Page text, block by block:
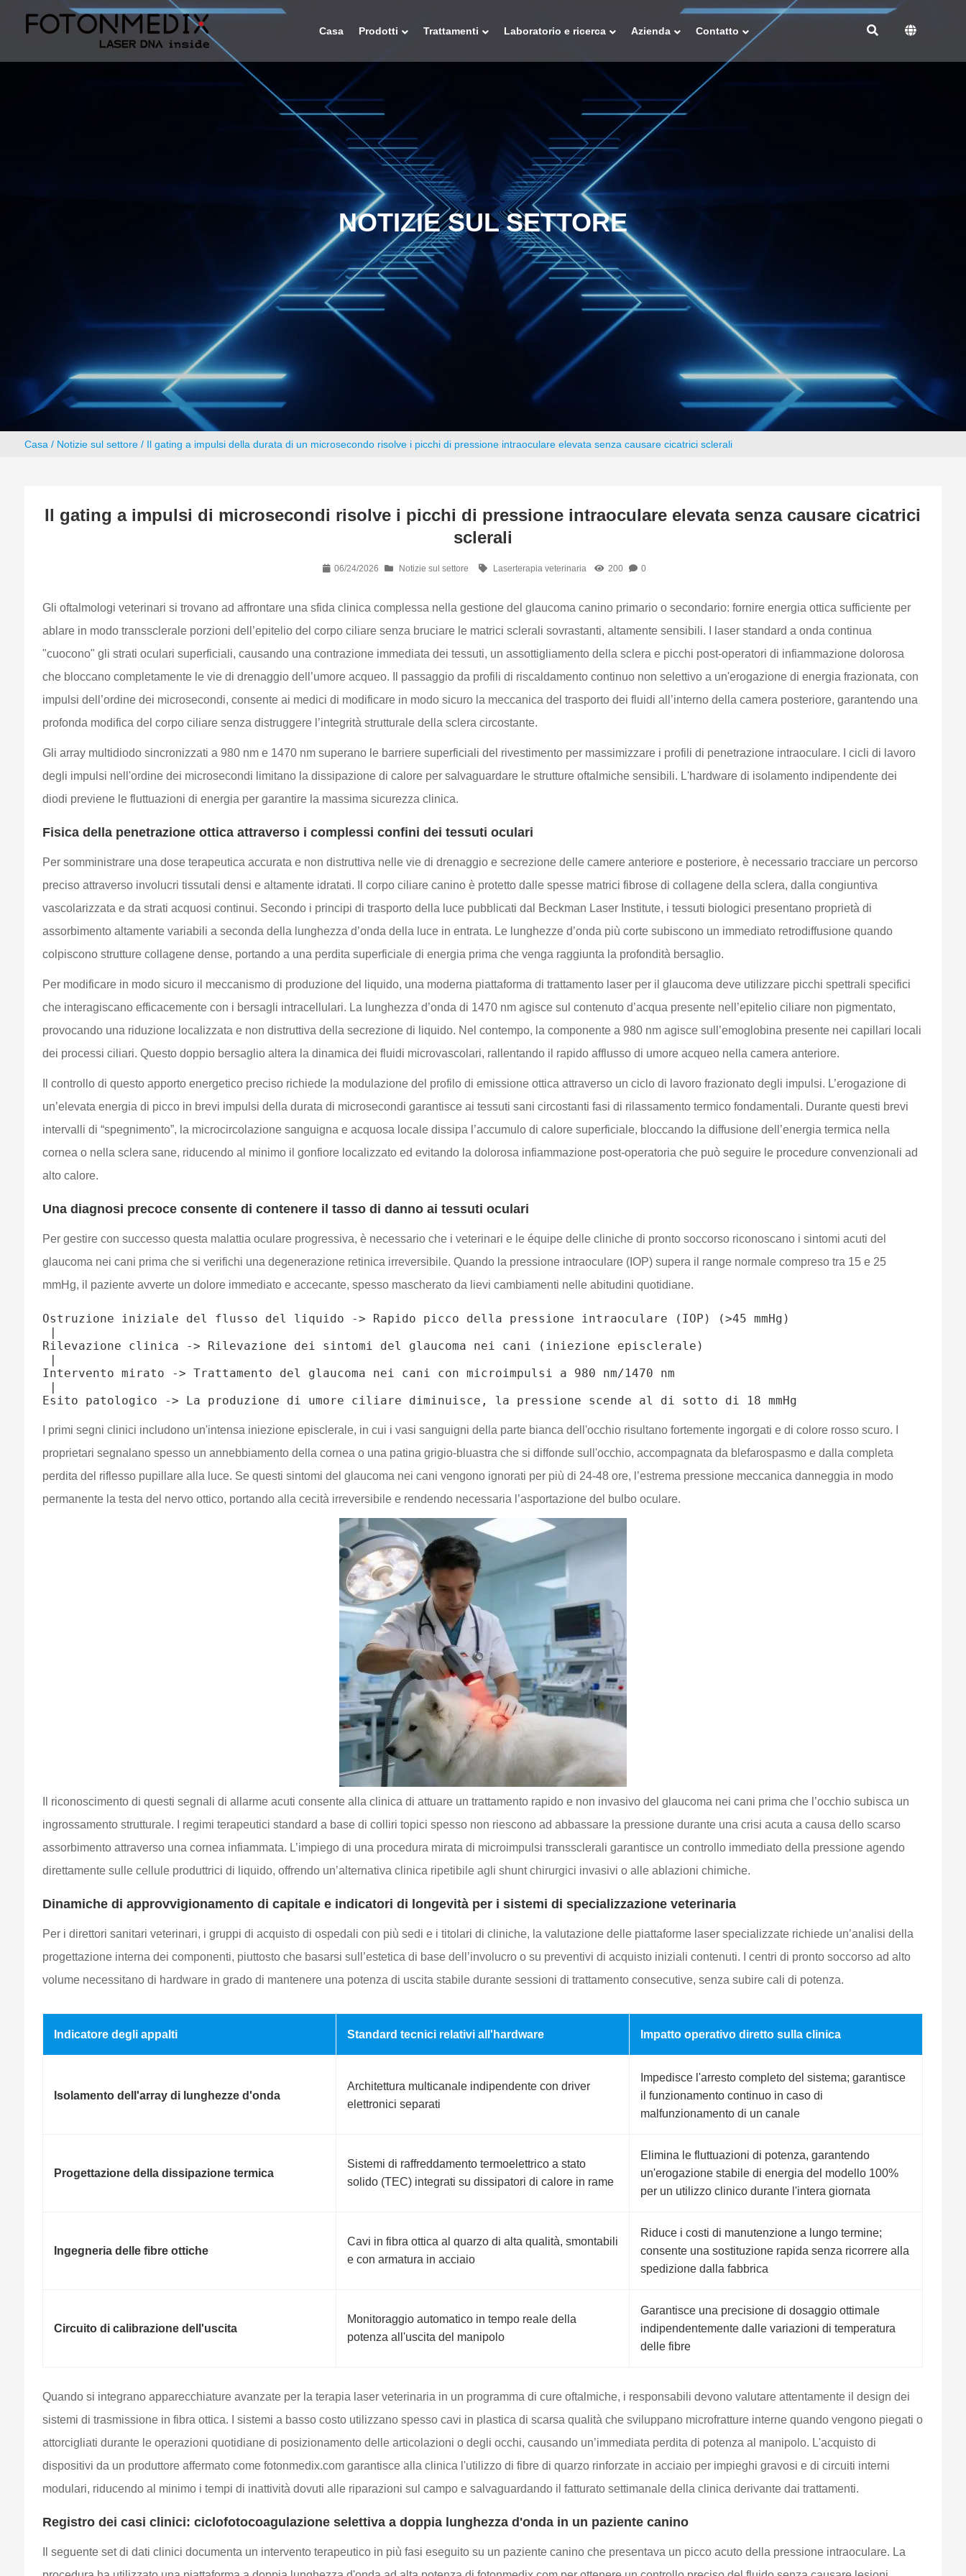
Casa Prodotti Trattamenti Laboratorio e ricerca Azienda Contatto
NOTIZIE SUL SETTORE
Casa / Notizie sul settore/ Il gating a impulsi della durata di un microsecondo risolve i picchi di pressione intraoculare elevata senza causare cicatrici sclerali
Il gating a impulsi di microsecondi risolve i picchi di pressione intraoculare elevata senza causare cicatrici
sclerali
06/24/2026 Notizie sul settore Laserterapia veterinaria 200 0
Gli oftalmologi veterinari si trovano ad affrontare una sfida clinica complessa nella gestione del glaucoma canino primario o secondario: fornire energia ottica sufficiente per
ablare in modo transsclerale porzioni dell’epitelio del corpo ciliare senza bruciare le matrici sclerali sovrastanti, altamente sensibili. I laser standard a onda continua
"cuocono" gli strati oculari superficiali, causando una contrazione immediata dei tessuti, un assottigliamento della sclera e picchi post-operatori di infiammazione dolorosa
che bloccano completamente le vie di drenaggio dell’umore acqueo. Il passaggio da profili di riscaldamento continuo non selettivo a un'erogazione di energia frazionata, con
impulsi dell’ordine dei microsecondi, consente ai medici di modificare in modo sicuro la meccanica del trasporto dei fluidi all’interno della camera posteriore, garantendo una
profonda modifica del corpo ciliare senza distruggere l’integrità strutturale della sclera circostante.
Gli array multidiodo sincronizzati a 980 nm e 1470 nm superano le barriere superficiali del rivestimento per massimizzare i profili di penetrazione intraoculare. I cicli di lavoro
degli impulsi nell'ordine dei microsecondi limitano la dissipazione di calore per salvaguardare le strutture oftalmiche sensibili. L'hardware di isolamento indipendente dei
diodi previene le fluttuazioni di energia per garantire la massima sicurezza clinica.
Fisica della penetrazione ottica attraverso i complessi confini dei tessuti oculari
Per somministrare una dose terapeutica accurata e non distruttiva nelle vie di drenaggio e secrezione delle camere anteriore e posteriore, è necessario tracciare un percorso
preciso attraverso involucri tissutali densi e altamente idratati. Il corpo ciliare canino è protetto dalle spesse matrici fibrose di collagene della sclera, dalla congiuntiva
vascolarizzata e da strati acquosi continui. Secondo i principi di trasporto della luce pubblicati dal Beckman Laser Institute, i tessuti biologici presentano proprietà di
assorbimento altamente variabili a seconda della lunghezza d’onda della luce in entrata. Le lunghezze d’onda più corte subiscono un immediato retrodiffusione quando
colpiscono strutture collagene dense, portando a una perdita superficiale di energia prima che venga raggiunta la profondità bersaglio.
Per modificare in modo sicuro il meccanismo di produzione del liquido, una moderna piattaforma di trattamento laser per il glaucoma deve utilizzare picchi spettrali specifici
che interagiscano efficacemente con i bersagli intracellulari. La lunghezza d’onda di 1470 nm agisce sul contenuto d’acqua presente nell’epitelio ciliare non pigmentato,
provocando una riduzione localizzata e non distruttiva della secrezione di liquido. Nel contempo, la componente a 980 nm agisce sull’emoglobina presente nei capillari locali
dei processi ciliari. Questo doppio bersaglio altera la dinamica dei fluidi microvascolari, rallentando il rapido afflusso di umore acqueo nella camera anteriore.
Il controllo di questo apporto energetico preciso richiede la modulazione del profilo di emissione ottica attraverso un ciclo di lavoro frazionato degli impulsi. L’erogazione di
un’elevata energia di picco in brevi impulsi della durata di microsecondi garantisce ai tessuti sani circostanti fasi di rilassamento termico fondamentali. Durante questi brevi
intervalli di “spegnimento”, la microcircolazione sanguigna e acquosa locale dissipa l’accumulo di calore superficiale, bloccando la diffusione dell’energia termica nella
cornea o nella sclera sane, riducendo al minimo il gonfiore localizzato ed evitando la dolorosa infiammazione post-operatoria che può seguire le procedure convenzionali ad
alto calore.
Una diagnosi precoce consente di contenere il tasso di danno ai tessuti oculari
Per gestire con successo questa malattia oculare progressiva, è necessario che i veterinari e le équipe delle cliniche di pronto soccorso riconoscano i sintomi acuti del
glaucoma nei cani prima che si verifichi una degenerazione retinica irreversibile. Quando la pressione intraoculare (IOP) supera il range normale compreso tra 15 e 25
mmHg, il paziente avverte un dolore immediato e accecante, spesso mascherato da lievi cambiamenti nelle abitudini quotidiane.
Ostruzione iniziale del flusso del liquido -> Rapido picco della pressione intraoculare (IOP) (>45 mmHg)
Rilevazione clinica -> Rilevazione dei sintomi del glaucoma nei cani (iniezione episclerale)
Intervento mirato -> Trattamento del glaucoma nei cani con microimpulsi a 980 nm/1470 nm
I primi segni clinici includono un'intensa iniezione episclerale, in cui i vasi sanguigni della parte bianca dell'occhio risultano fortemente ingorgati e di colore rosso scuro. I
proprietari segnalano spesso un annebbiamento della cornea o una patina grigio-bluastra che si diffonde sull'occhio, accompagnata da blefarospasmo e dalla completa
perdita del riflesso pupillare alla luce. Se questi sintomi del glaucoma nei cani vengono ignorati per più di 24-48 ore, l’estrema pressione meccanica danneggia in modo
permanente la testa del nervo ottico, portando alla cecità irreversibile e rendendo necessaria l’asportazione del bulbo oculare.
Il riconoscimento di questi segnali di allarme acuti consente alla clinica di attuare un trattamento rapido e non invasivo del glaucoma nei cani prima che l’occhio subisca un
ingrossamento strutturale. I regimi terapeutici standard a base di colliri topici spesso non riescono ad abbassare la pressione durante una crisi acuta a causa dello scarso
assorbimento attraverso una cornea infiammata. L’impiego di una procedura mirata di microimpulsi transsclerali garantisce un controllo immediato della pressione agendo
direttamente sulle cellule produttrici di liquido, offrendo un’alternativa clinica ripetibile agli shunt chirurgici invasivi o alle ablazioni chimiche.
Dinamiche di approvvigionamento di capitale e indicatori di longevità per i sistemi di specializzazione veterinaria
Per i direttori sanitari veterinari, i gruppi di acquisto di ospedali con più sedi e i titolari di cliniche, la valutazione delle piattaforme laser specializzate richiede un’analisi della
progettazione interna dei componenti, piuttosto che basarsi sull’estetica di base dell’involucro o su preventivi di acquisto iniziali contenuti. I centri di pronto soccorso ad alto
volume necessitano di hardware in grado di mantenere una potenza di uscita stabile durante sessioni di trattamento consecutive, senza subire cali di potenza.
Indicatore degli appalti Standard tecnici relativi all'hardware Impatto operativo diretto sulla clinica
Isolamento dell'array di lunghezze d'onda
Architettura multicanale indipendente con driver
elettronici separati
Impedisce l'arresto completo del sistema; garantisce
il funzionamento continuo in caso di
malfunzionamento di un canale
Progettazione della dissipazione termica
Sistemi di raffreddamento termoelettrico a stato
solido (TEC) integrati su dissipatori di calore in rame
Elimina le fluttuazioni di potenza, garantendo
un'erogazione stabile di energia del modello 100%
per un utilizzo clinico durante l'intera giornata
Ingegneria delle fibre ottiche
Cavi in fibra ottica al quarzo di alta qualità, smontabili
e con armatura in acciaio
Riduce i costi di manutenzione a lungo termine;
consente una sostituzione rapida senza ricorrere alla
spedizione dalla fabbrica
Circuito di calibrazione dell'uscita
Monitoraggio automatico in tempo reale della
potenza all'uscita del manipolo
Garantisce una precisione di dosaggio ottimale
indipendentemente dalle variazioni di temperatura
delle fibre
Quando si integrano apparecchiature avanzate per la terapia laser veterinaria in un programma di cure oftalmiche, i responsabili devono valutare attentamente il design dei
sistemi di trasmissione in fibra ottica. I sistemi a basso costo utilizzano spesso cavi in plastica di scarsa qualità che sviluppano microfratture interne quando vengono piegati o
attorcigliati durante le operazioni quotidiane di posizionamento delle articolazioni o degli occhi, causando un’immediata perdita di potenza al manipolo. L'acquisto di
dispositivi da un produttore affermato come fotonmedix.com garantisce alla clinica l'utilizzo di fibre di quarzo rinforzate in acciaio per impieghi gravosi e di circuiti interni
modulari, riducendo al minimo i tempi di inattività dovuti alle riparazioni sul campo e salvaguardando il fatturato settimanale della clinica derivante dai trattamenti.
Registro dei casi clinici: ciclofotocoagulazione selettiva a doppia lunghezza d'onda in un paziente canino
Il seguente set di dati clinici documenta un intervento terapeutico in più fasi eseguito su un paziente canino che presentava un picco acuto della pressione intraoculare. La